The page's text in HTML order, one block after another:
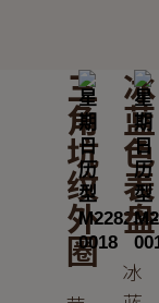
三
角
坑
纹
外
圈
冰
蓝
色
表
盘
冰